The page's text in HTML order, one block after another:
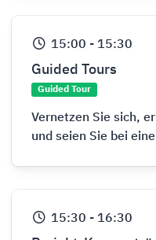
15:00 - 15:30
Guided Tours
Guided Tour
Vernetzen Sie sich,
und seien Sie bei
15:30 - 16:30